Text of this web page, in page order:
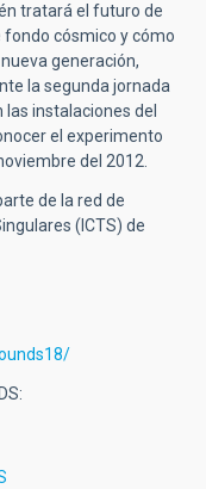
tratará el futuro de
fondo cósmico y cómo
generación,
la segunda jornada
instalaciones del
el experimento
del 2012.
de la red de
(ICTS) de